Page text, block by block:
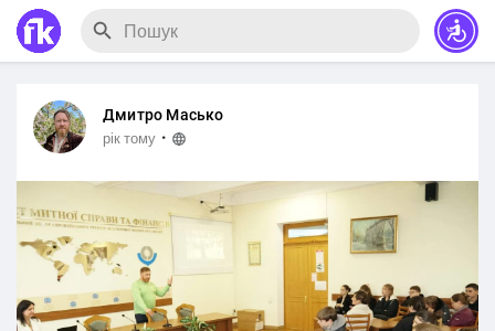
Дмитро Масько
рік тому ·